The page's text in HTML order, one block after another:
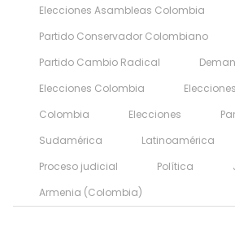
Elecciones Asambleas Colombia
Partido Conservador Colombiano
Partido Cambio Radical
Elecciones Colombia
Colombia
Elecciones
Sudamérica
Latinoamérica
Proceso judicial
Política
Armenia (Colombia)